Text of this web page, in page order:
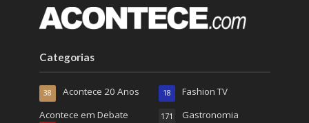
Categorias
Acontece 20 Anos
38
Acontece em Debate
Fashion TV
18
Gastronomia
171